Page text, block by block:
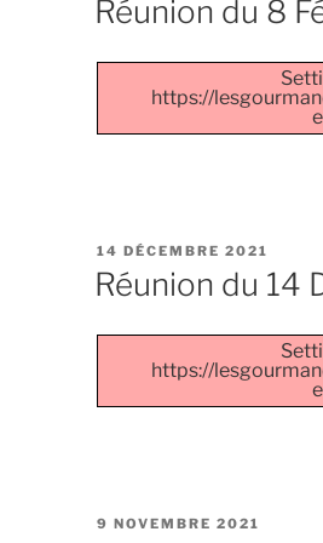
Réunion du 8
https://
PUBLIÉ
LE
14 DÉCEMBRE 2021
Réunion du 14
https://
PUBLIÉ
9 NOVEMBRE 2021